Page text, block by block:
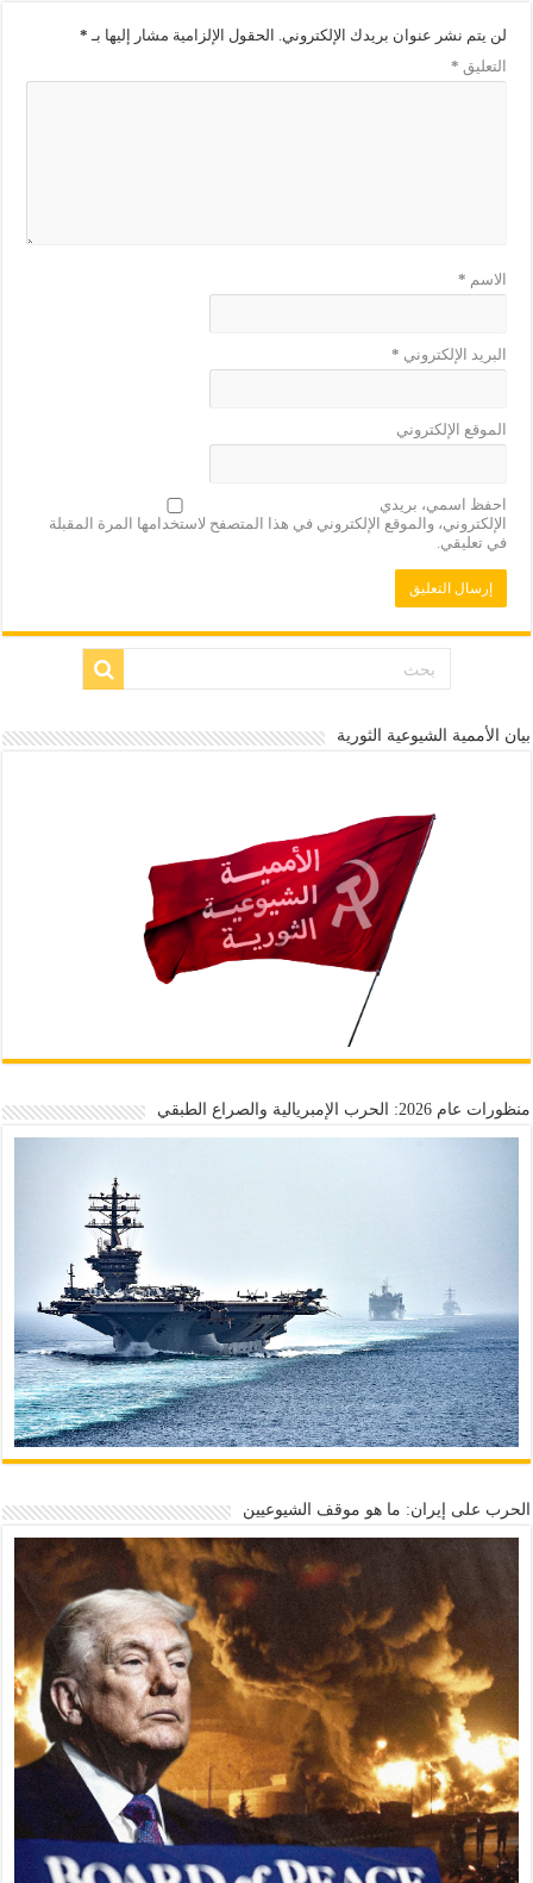
لن يتم نشر عنوان بريدك الإلكتروني. الحقول الإلزامية مشار إليها بـ *
التعليق *
الاسم *
البريد الإلكتروني *
الموقع الإلكتروني
احفظ اسمي، بريدي
الإلكتروني، والموقع الإلكتروني في هذا المتصفح لاستخدامها المرة المقبلة
في تعليقي.
بيان الأممية الشيوعية الثورية
منظورات عام 2026: الحرب الإمبريالية والصراع الطبقي
الحرب على إيران: ما هو موقف الشيوعيين